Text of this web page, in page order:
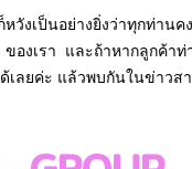
วังเป็นอย่างยิ่งว่าทุกท่าน
งเรา และถ้าหากลูกค้าท่
เลยค่ะ แล้วพบกันในข่าวส